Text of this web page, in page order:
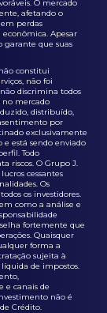
O mercado
afetando o
perdas
Apesar
garante que suas
constitui
não foi
discrimina todos
no mercado
distribuído,
por
exclusivamente
e está sendo enviado
Todo
riscos. O Grupo J.
cessantes
Os
os investidores.
como a análise e
fortemente que
Quaisquer
forma a
sujeita à
de impostos.
e canais de
não é
Crédito.